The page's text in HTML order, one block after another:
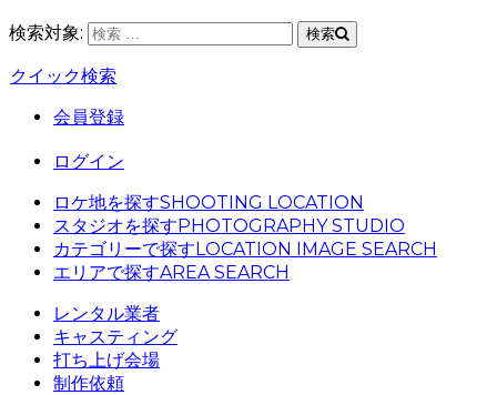
検索対象: 検索
クイック検索
会員登録
ログイン
ロケ地を探すSHOOTING LOCATION
スタジオを探すPHOTOGRAPHY STUDIO
カテゴリーで探すLOCATION IMAGE SEARCH
エリアで探すAREA SEARCH
レンタル業者
キャスティング
打ち上げ会場
制作依頼